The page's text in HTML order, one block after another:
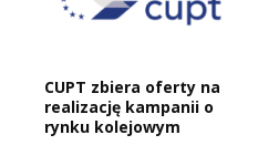
CUPT zbiera oferty na
realizację kampanii o
rynku kolejowym